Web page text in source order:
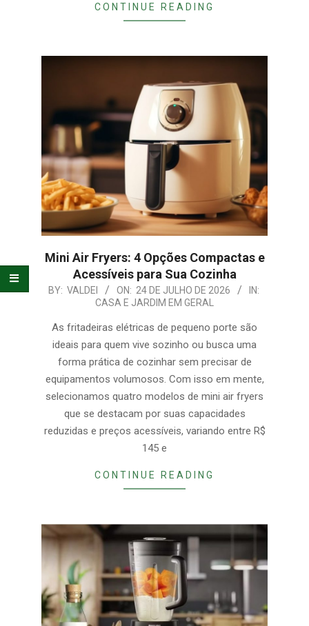
CONTINUE READING
Mini Air Fryers: 4 Opções Compactas e
Acessíveis para Sua Cozinha
2026-
BY: VALDEI ON: 24 DE JULHO DE 2026
IN:
CASA E JARDIM EM GERAL
As fritadeiras elétricas de pequeno porte são
ideais para quem vive sozinho ou busca uma
forma prática de cozinhar sem precisar de
equipamentos volumosos. Com isso em mente,
selecionamos quatro modelos de mini air fryers
que se destacam por suas capacidades
reduzidas e preços acessíveis, variando entre R$
145 e
CONTINUE READING